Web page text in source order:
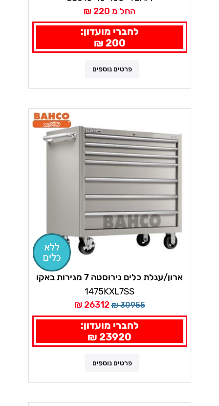
החל מ 220 ₪
לחברי מועדון:
200 ₪
פרטים נוספים
ארון/עגלת כלים נירוסטה 7 מגירות באקו
1475KXL7SS
30955 ₪
26312 ₪
לחברי מועדון:
23920 ₪
פרטים נוספים